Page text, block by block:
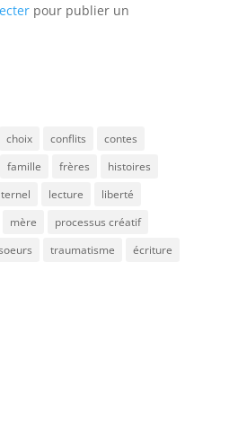
pour publier un
choix conflits
contes
famille frères
histoires
lecture
liberté
mère
processus créatif
traumatisme
écriture